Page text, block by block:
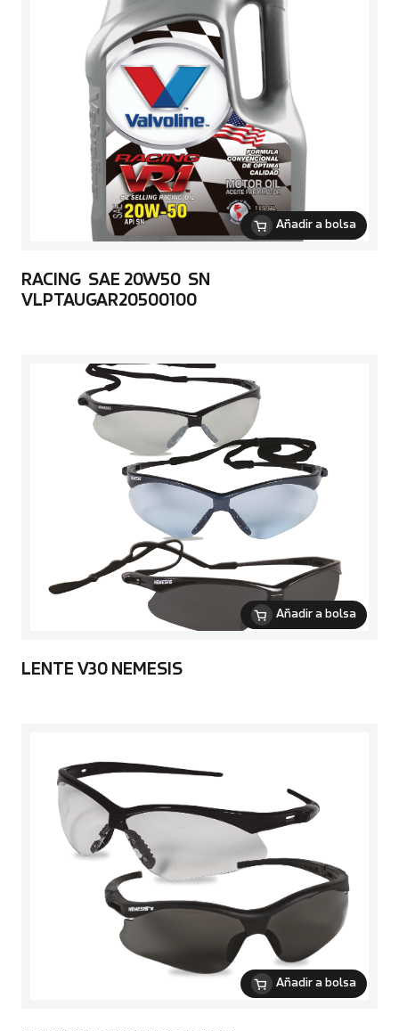
Añadir a bolsa
RACING SAE 20W50 SN
VLPTAUGAR20500100
Añadir a bolsa
LENTE V30 NEMESIS
Añadir a bolsa